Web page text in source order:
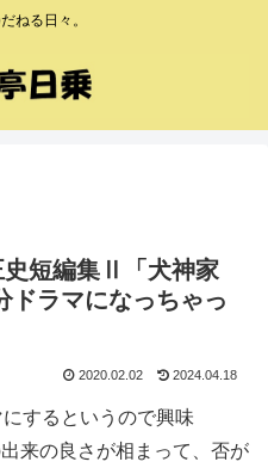
ねる日々。
史短編集Ⅱ「犬神家
ドラマになっちゃっ
2020.02.02 2024.04.18
するというので興味
来の良さが相まって、否が